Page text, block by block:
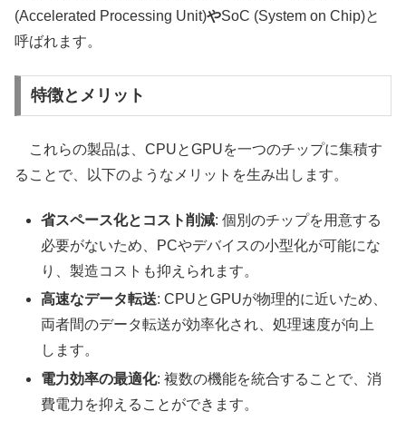
(Accelerated Processing Unit)やSoC (System on Chip)と
呼ばれます。
特徴とメリット
これらの製品は、CPUとGPUを一つのチップに集積す
ることで、以下のようなメリットを生み出します。
省スペース化とコスト削減: 個別のチップを用意する
必要がないため、PCやデバイスの小型化が可能にな
り、製造コストも抑えられます。
高速なデータ転送: CPUとGPUが物理的に近いため、
両者間のデータ転送が効率化され、処理速度が向上
します。
電力効率の最適化: 複数の機能を統合することで、消
費電力を抑えることができます。